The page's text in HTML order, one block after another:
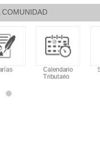
COMUNIDAD
Calendario
Sudoku